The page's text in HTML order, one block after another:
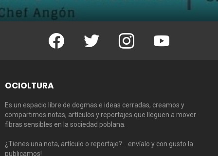
Facebook Twitter Instagram Youtube
OCIOLTURA
Es un espacio libre de dogmas e ideas cerradas, creamos y
compartimos notas, artículos y reportajes que lleguen a mover
fibras sensibles en la sociedad poblana.
¿Tienes una nota, artículo o reportaje?… envíalo y con gusto la
publicamos!